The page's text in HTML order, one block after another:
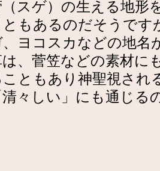
スゲ）の生える地形
ともあるのだそうです
、ヨコスカなどの地名
、菅笠などの素材に
こともあり神聖視され
清々しい」にも通じる